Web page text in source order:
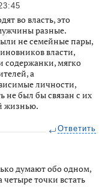
во власть, это
разные.
не семейные пары,
власти,
содержанки, мягко
а
личности,
не был бы связан с их
жизнью.
Ответить
думают обо одном,
точки встать